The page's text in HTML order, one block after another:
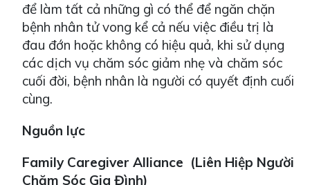
để làm tất cả những gì có thể để ngăn chặn
bệnh nhân tử vong kể cả nếu việc điều trị là
đau đớn hoặc không có hiệu quả, khi sử dụng
các dịch vụ chăm sóc giảm nhẹ và chăm sóc
cuối đời, bệnh nhân là người có quyết định cuối
cùng.
Nguồn lực
Family Caregiver Alliance (Liên Hiệp Người
Chăm Sóc Gia Đình)